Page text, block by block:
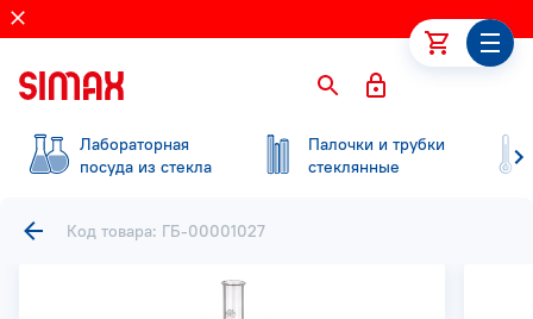
Лабораторная
посуда из стекла
Палочки и трубки
стеклянные
Код товара: ГБ-00001027